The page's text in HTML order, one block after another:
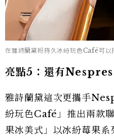
在雅詩蘭黛粉持久冰紛玩色Café可以
亮點5：還有
雅詩蘭黛這次更攜手
紛玩色Café」推出兩款
果冰美式」以冰紛莓果